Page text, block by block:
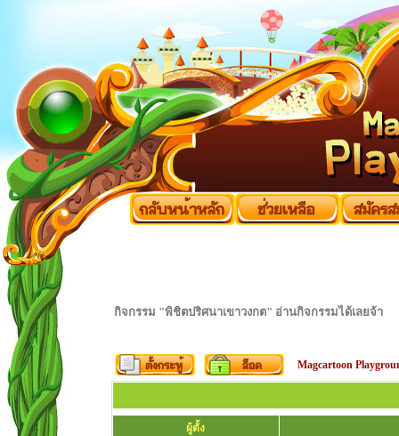
กิจกรรม "พิชิตปริศนาเขาวงกต" อ่านกิจกรรมได้เลยจ้า
Magcartoon
ผู้ตั้ง